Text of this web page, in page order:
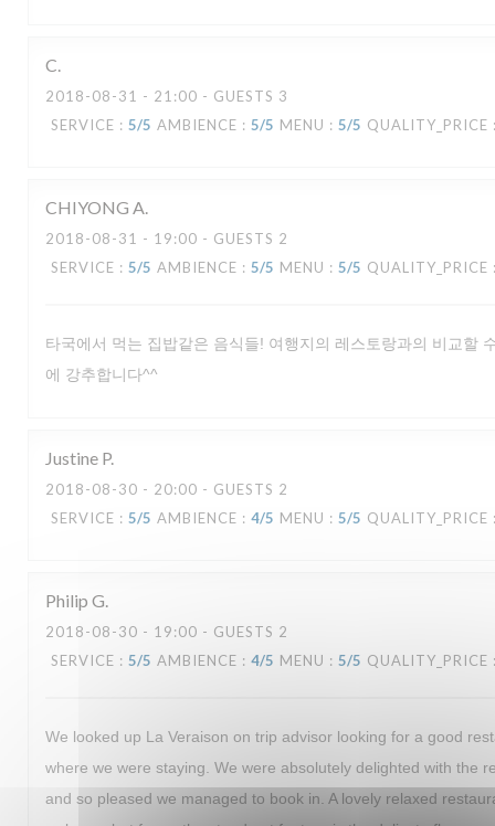
C
2018-08-31 - 21:00 - GUESTS 3
SERVICE : 5/5 AMBIENCE : 5/5 MENU : 5/5 QUALITY_PRICE
CHIYONG A
2018-08-31 - 19:00 - GUESTS 2
SERVICE : 5/5 AMBIENCE : 5/5 MENU : 5/5 QUALITY_PRICE
타국에서 먹는 집밥같은 음식들! 여행지의 레스토랑과의 비교할
에 강추합니다^^
Justine P
2018-08-30 - 20:00 - GUESTS 2
SERVICE : 5/5 AMBIENCE : 4/5 MENU : 5/5 QUALITY_PRICE
Philip G
2018-08-30 - 19:00 - GUESTS 2
SERVICE : 5/5 AMBIENCE : 4/5 MENU : 5/5 QUALITY_PRICE
We looked up La Veraison on trip advisor looking for a good
where we were staying. We were absolutely delighted with the
and so pleased we managed to book in. A lovely relaxed
LA VERAISON